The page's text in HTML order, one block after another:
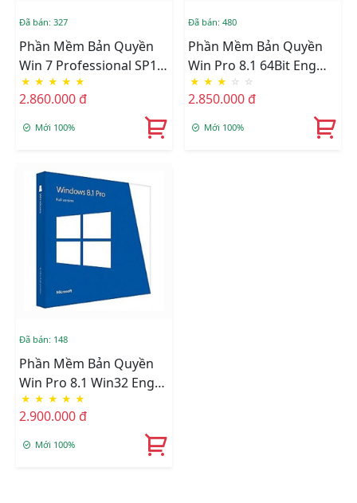
Đã bán: 327
Phần Mềm Bản Quyền
Win 7 Professional SP1x
32bit English 1pk DSP
OEI Not To China DVD
LCP (FQC - 08279)
★ ★ ★ ★ ★
2.860.000 đ
Mới 100%
Đã bán: 480
Phần Mềm Bản Quyền
Win Pro 8.1 64Bit Eng
DSP OEI DVD (FQC -
06949)
★ ★ ★ ☆ ☆
2.850.000 đ
Mới 100%
Đã bán: 148
Phần Mềm Bản Quyền
Win Pro 8.1 Win32 Eng
Intl 1pk DSP OEI DVD
(FQC - 06987)
★ ★ ★ ★ ★
2.900.000 đ
Mới 100%